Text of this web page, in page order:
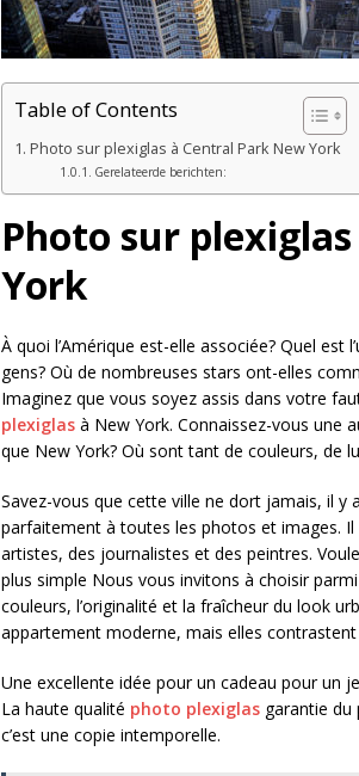
Table of Contents
Photo sur plexiglas à Central Park New York
Gerelateerde berichten:
Photo sur
York
À quoi l’Amérique est-elle associée? Quel est
gens? Où de nombreuses stars ont-elles
Imaginez que vous soyez assis dans votre
plexiglas à New York. Connaissez-vous une
que New York? Où sont tant de couleurs, de
Savez-vous que cette ville ne dort jamais, il y
parfaitement à toutes les photos et images.
artistes, des journalistes et des peintres.
plus simple Nous vous invitons à choisir
couleurs, l’originalité et la fraîcheur du look
appartement moderne, mais elles
Une excellente idée pour un cadeau pour un
La haute qualité photo plexiglas garantie du
c’est une copie intemporelle.